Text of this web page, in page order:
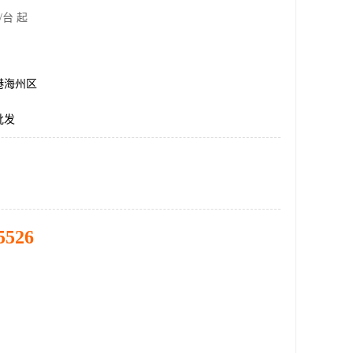
起
海州区
发